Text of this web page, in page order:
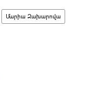
Մարիա Զախարովա